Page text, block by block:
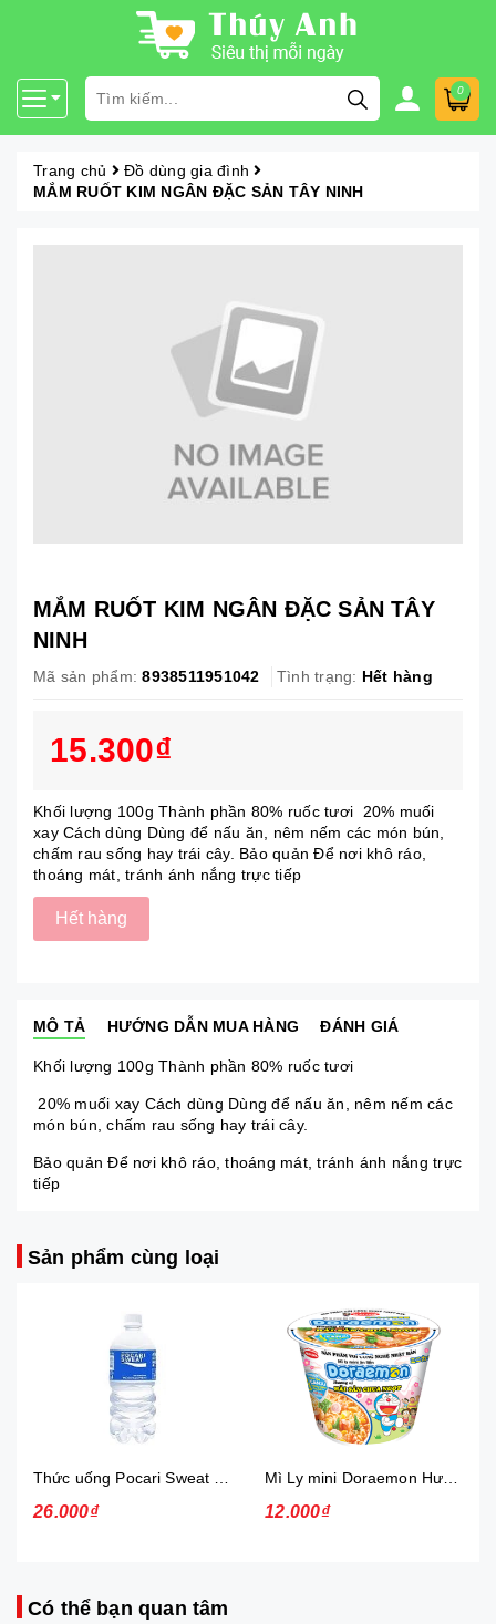
0
Trang chủ
Đồ dùng gia đình
MẮM RUỐT KIM NGÂN ĐẶC SẢN TÂY NINH
MẮM RUỐT KIM NGÂN ĐẶC SẢN TÂY
NINH
Mã sản phẩm: 8938511951042 Tình trạng: Hết hàng
15.300₫
Khối lượng 100g Thành phần 80% ruốc tươi 20% muối
xay Cách dùng Dùng để nấu ăn, nêm nếm các món bún,
chấm rau sống hay trái cây. Bảo quản Để nơi khô ráo,
thoáng mát, tránh ánh nắng trực tiếp
Hết hàng
MÔ TẢ HƯỚNG DẪN MUA HÀNG ĐÁNH GIÁ
Khối lượng 100g Thành phần 80% ruốc tươi
20% muối xay Cách dùng Dùng để nấu ăn, nêm nếm các
món bún, chấm rau sống hay trái cây.
Bảo quản Để nơi khô ráo, thoáng mát, tránh ánh nắng trực
tiếp
Sản phẩm cùng loại
Thức uống Pocari Sweat 15x900 ml
26.000₫
Mì Ly mini Doraemon Hương Vị Hải Sản Chua Ngọt
12.000₫
Có thể bạn quan tâm